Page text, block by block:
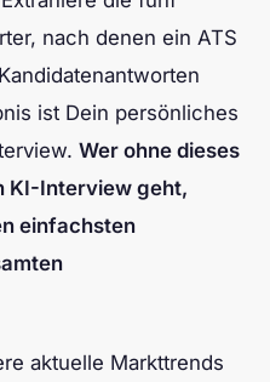
nach denen ein ATS
ist Dein persönliches
Wer ohne dieses
KI-Interview geht,
einfachsten
aktuelle Markttrends